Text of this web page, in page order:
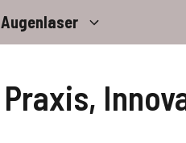
Augenlaser
Praxis,